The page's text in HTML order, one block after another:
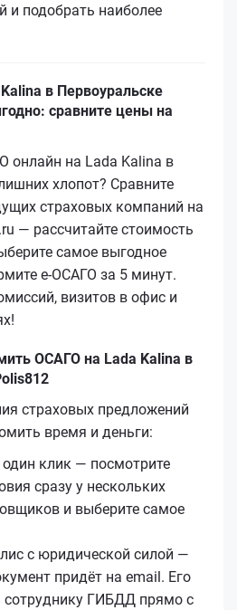
и подобрать наиболее
в Первоуральске
сравните цены на
онлайн на Lada Kalina в
хлопот? Сравните
страховых компаний на
— рассчитайте стоимость
самое выгодное
е‑ОСАГО за 5 минут.
визитов в офис и
ОСАГО на Lada Kalina в
страховых предложений
время и деньги:
клик — посмотрите
сразу у нескольких
и выберите самое
с юридической силой —
придёт на email. Его
сотруднику ГИБДД прямо с